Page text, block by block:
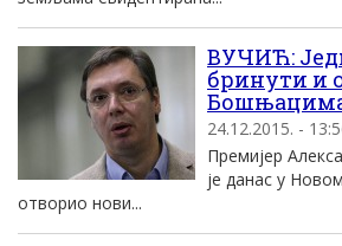
ВУЧИЋ:
бринути и
24.12.2015. -
Премијер
је данас у
отворио нови...